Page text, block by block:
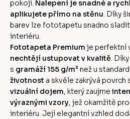
pokoji. Nalepení je snadné a
aplikujete přímo na stěnu . Díky
barev lze fototapetu snadno
interiéru.
Fototapeta Premium je perfektní
nechtějí ustupovat v kvalitě .
s gramáží 155 g/m² než u
životnost a skvěle zakrývá povrch
vizuální dojem, který zaujme
výraznými vzory, jež okamžitě
interiéru. Její elegantní vzhled